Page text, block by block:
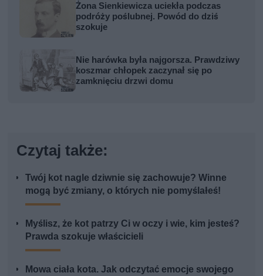
Żona Sienkiewicza uciekła podczas
podróży poślubnej. Powód do dziś
szokuje
Nie harówka była najgorsza. Prawdziwy
koszmar chłopek zaczynał się po
zamknięciu drzwi domu
Czytaj także:
Twój kot nagle dziwnie się zachowuje? Winne
mogą być zmiany, o których nie pomyślałeś!
Myślisz, że kot patrzy Ci w oczy i wie, kim jesteś?
Prawda szokuje właścicieli
Mowa ciała kota. Jak odczytać emocje swojego